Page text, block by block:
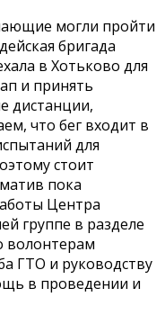
могли пройти
бригада
в Хотьково для
и принять
дистанции,
что бег входит в
для
стоит
пока
Центра
группе в разделе
волонтерам
ГТО и руководству
в проведении и